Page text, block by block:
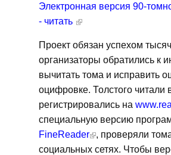
Электронная версия 90-
- читать
Проект обязан успехом
организаторы обратились к
вычитать тома и исправить
оцифровке. Толстого читали
регистрировались на
специальную версию
FineReader
, проверяли
социальных сетях. Чтобы